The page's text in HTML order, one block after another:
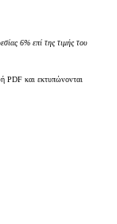
6% επί της τιμής του
PDF και εκτυπώνονται